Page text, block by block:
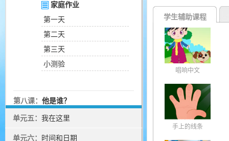
家庭作业
第一天
第二天
第三天
小测验
第八课： 他是谁？
单元五： 我在这里
单元六： 时间和日期
学生辅助课程
唱响中文
手上的线条